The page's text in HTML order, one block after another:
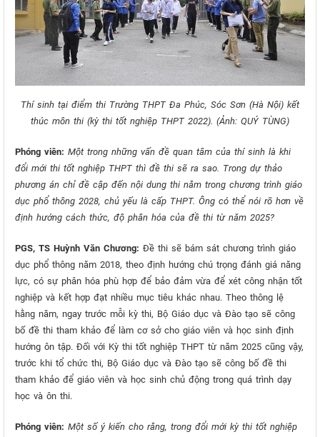
Thí sinh tại điểm thi Trường THPT Đa Phúc, Sóc Sơn (Hà Nội) kết
thúc môn thi (kỳ thi tốt nghiệp THPT 2022). (Ảnh: QUÝ TÙNG)
Phóng viên: Một trong những vấn đề quan tâm của thí sinh là khi
đổi mới thi tốt nghiệp THPT thì đề thi sẽ ra sao. Trong dự thảo
phương án chỉ đề cập đến nội dung thi nằm trong chương trình giáo
dục phổ thông 2028, chủ yếu là cấp THPT. Ông có thể nói rõ hơn về
định hướng cách thức, độ phân hóa của đề thi từ năm 2025?
PGS, TS Huỳnh Văn Chương: Đề thi sẽ bám sát chương trình giáo
dục phổ thông năm 2018, theo định hướng chú trọng đánh giá năng
lực, có sự phân hóa phù hợp để bảo đảm vừa để xét công nhận tốt
nghiệp và kết hợp đạt nhiều mục tiêu khác nhau. Theo thông lệ
hằng năm, ngay trước mỗi kỳ thi, Bộ Giáo dục và Đào tạo sẽ công
bố đề thi tham khảo để làm cơ sở cho giáo viên và học sinh định
hướng ôn tập. Đối với Kỳ thi tốt nghiệp THPT từ năm 2025 cũng vậy,
trước khi tổ chức thi, Bộ Giáo dục và Đào tạo sẽ công bố đề thi
tham khảo để giáo viên và học sinh chủ động trong quá trình dạy
học và ôn thi.
Phóng viên: Một số ý kiến cho rằng, trong đổi mới kỳ thi tốt nghiệp